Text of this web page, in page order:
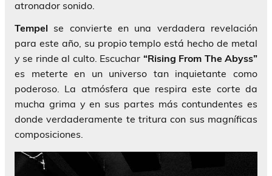
atronador sonido.
Tempel se convierte en una verdadera revelación
para este año, su propio templo está hecho de metal
y se rinde al culto. Escuchar “Rising From The Abyss”
es meterte en un universo tan inquietante como
poderoso. La atmósfera que respira este corte da
mucha grima y en sus partes más contundentes es
donde verdaderamente te tritura con sus magníficas
composiciones.